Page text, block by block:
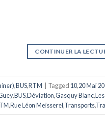
CONTINUER LA
,BUS,RTM Tagged 10,20 Mai
,BUS,Déviation,Gasquy Blanc,
,Rue Léon Meisserel,Transports,